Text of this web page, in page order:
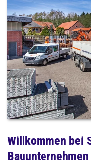
Willkommen bei
Bauunternehmen